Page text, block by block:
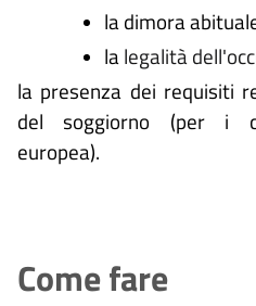
la dimora
lalegalità
la presenza dei requisiti
del soggiorno (per i
europea).
Come fare